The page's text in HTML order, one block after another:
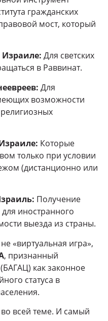
гражданских
мост, который
Для светских
в Раввинат.
Для
возможности
Которые
только при условии
(дистанционно или
Получение
иностранного
выезда из страны.
«виртуальная игра»,
, признанный
как законное
статуса в
всей теме. И самый